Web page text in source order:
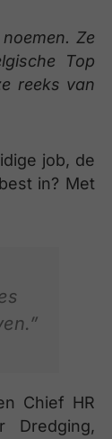
Ze
Top
reeks van
job, de
in? Met
Chief HR
Dredging,